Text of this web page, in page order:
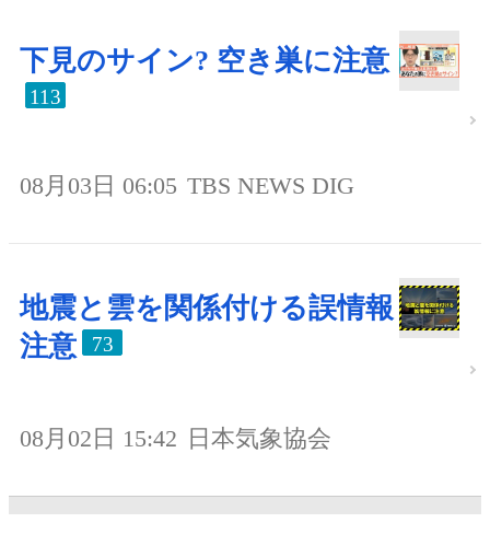
下見のサイン? 空き巣に注意
113
08月03日 06:05 TBS NEWS DIG
地震と雲を関係付ける誤情報
注意
73
08月02日 15:42 日本気象協会